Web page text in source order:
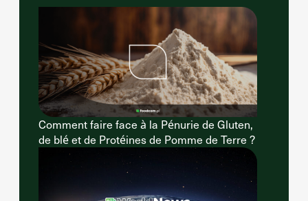
Comment faire face à la Pénurie de Gluten,
de blé et de Protéines de Pomme de Terre ?